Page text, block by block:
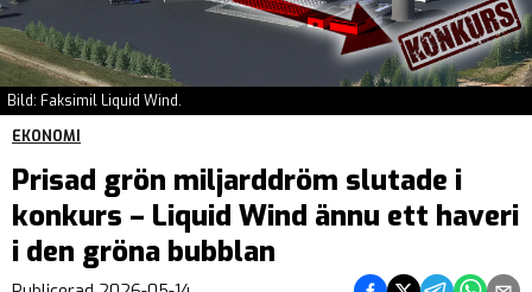
Bild: Faksimil Liquid Wind.
EKONOMI
Prisad grön miljarddröm slutade i
konkurs – Liquid Wind ännu ett haveri
i den gröna bubblan
Dela på Facebook
Dela på Twitter
Dela påDela på
Dela